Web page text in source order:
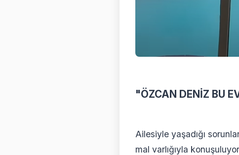
"ÖZCAN DENİZ BU
Ailesiyle yaşadığı
mal varlığıyla